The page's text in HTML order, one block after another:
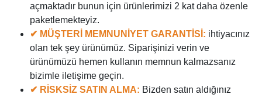
açmaktadır bunun için ürünlerimizi 2 kat daha özenle
paketlemekteyiz.
✔ MÜŞTERİ MEMNUNİYET GARANTİSİ: ihtiyacınız
olan tek şey ürünümüz. Siparişinizi verin ve
ürünümüzü hemen kullanın memnun kalmazsanız
bizimle iletişime geçin.
✔ RİSKSİZ SATIN ALMA: Bizden satın aldığınız